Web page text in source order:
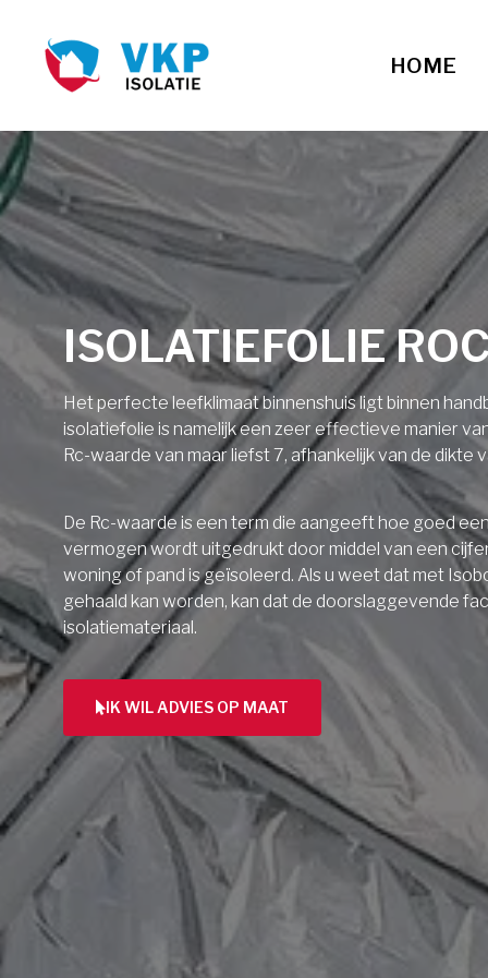
HOME
ISOLATIEFOLIE
Het perfecte leefklimaat binnenshuis ligt binnen
isolatiefolie is namelijk een zeer effectieve manier
Rc-waarde van maar liefst 7, afhankelijk van de dikte
De Rc-waarde is een term die aangeeft hoe goed
vermogen wordt uitgedrukt door middel van een
woning of pand is geïsoleerd. Als u weet dat met
gehaald kan worden, kan dat de doorslaggevende
isolatiemateriaal.
IK WIL ADVIES OP MAAT